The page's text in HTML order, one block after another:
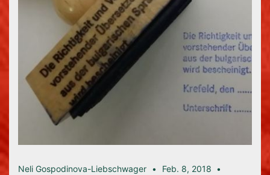
Neli Gospodinova-Liebschwager
Feb. 8, 2018